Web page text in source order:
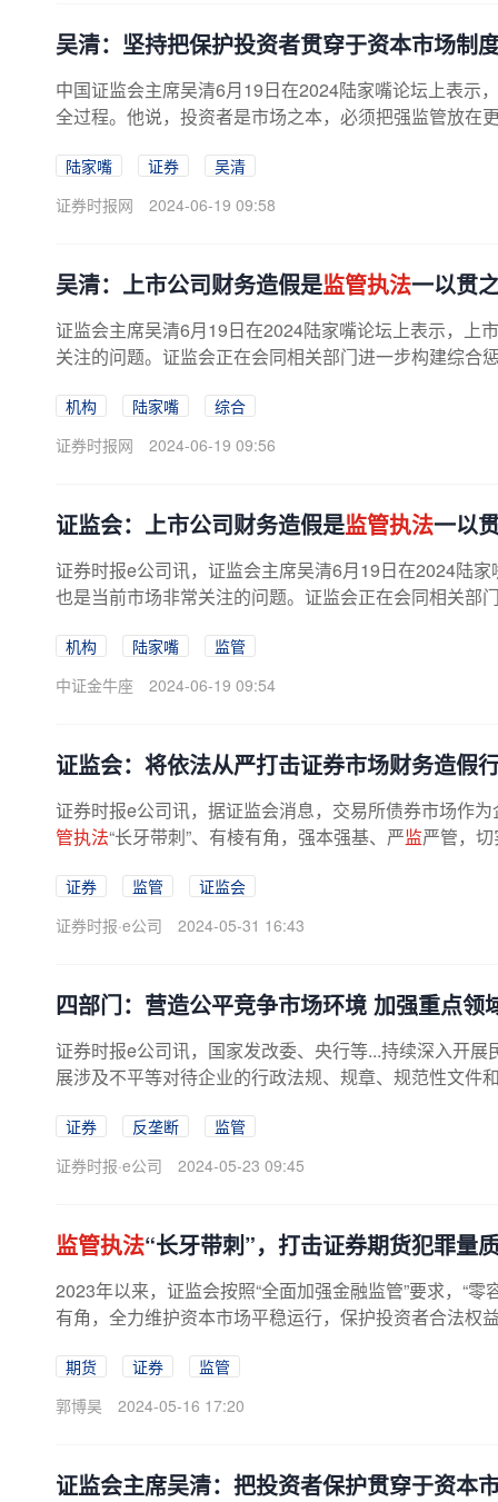
吴清：坚持把保护投资者贯穿于资本市场制
中国证监会主席吴清6月19日在2024陆家嘴论坛上表示
全过程。他说，投资者是市场之本，必须把强监管放在
陆家嘴 证券
吴清
证券时报网
2024-06-19 09:58
吴清：上市公司财务造假是监管执法一以贯
证监会主席吴清6月19日在2024陆家嘴论坛上表示，上
关注的问题。证监会正在会同相关部门进一步构建综合
机构 陆家嘴
综合
证券时报网
2024-06-19 09:56
证监会：上市公司财务造假是监管执法一以
证券时报e公司讯，证监会主席吴清6月19日在2024陆
也是当前市场非常关注的问题。证监会正在会同相关部
机构 陆家嘴
监管
中证金牛座
2024-06-19 09:54
证监会：将依法从严打击证券市场财务造假
证券时报e公司讯，据证监会消息，交易所债券市场作
管执法“长牙带刺”、有棱有角，强本强基、严监严管，
证券 监管
证监会
证券时报·e公司
2024-05-31 16:43
四部门：营造公平竞争市场环境 加强重点领
证券时报e公司讯，国家发改委、央行等...持续深入开
展涉及不平等对待企业的行政法规、规章、规范性文件
证券 反垄断
监管
证券时报·e公司
2024-05-23 09:45
监管执法“长牙带刺”，打击证券期货犯罪量
2023年以来，证监会按照“全面加强金融监管”要求，“
有角，全力维护资本市场平稳运行，保护投资者合法权
期货 证券
监管
郭博昊
2024-05-16 17:20
证监会主席吴清：把投资者保护贯穿于资本